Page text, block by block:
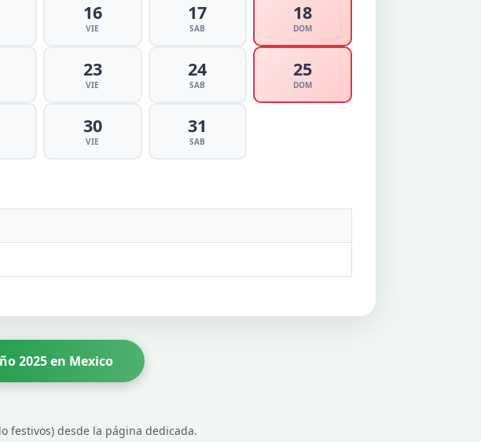
16
VIE
17
SAB
18
DOM
23
VIE
24
SAB
25
DOM
30
VIE
31
SAB
2025 en Mexico
festivos) desde la página dedicada.